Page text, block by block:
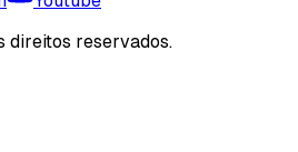
direitos reservados.